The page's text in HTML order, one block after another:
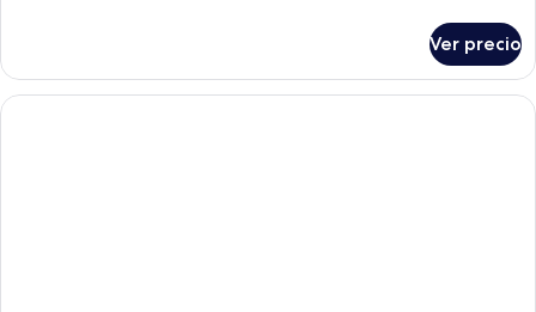
individuales,
varias
camas,
estándar
con
2
Ver precio